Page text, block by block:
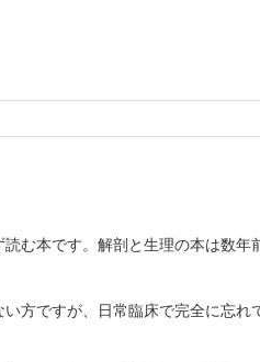
む本です。解剖と生理の本は数年
方ですが、日常臨床で完全に忘れ